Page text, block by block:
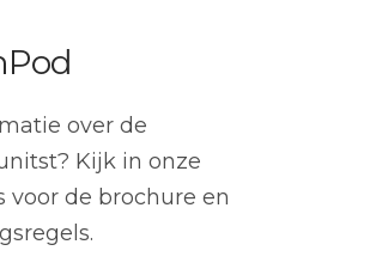
over de
Kijk in onze
voor de brochure en